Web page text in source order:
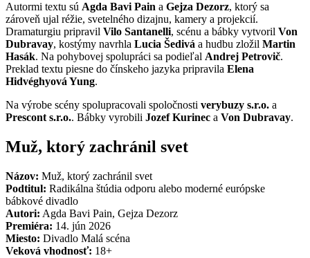
Autormi textu sú Agda Bavi Pain a Gejza Dezorz, ktorý sa
zároveň ujal réžie, svetelného dizajnu, kamery a projekcií.
Dramaturgiu pripravil Vilo Santanelli, scénu a bábky vytvoril Von
Dubravay, kostýmy navrhla Lucia Šedivá a hudbu zložil Martin
Hasák. Na pohybovej spolupráci sa podieľal Andrej Petrovič.
Preklad textu piesne do čínskeho jazyka pripravila Elena
Hidvéghyová Yung.
Na výrobe scény spolupracovali spoločnosti verybuzy s.r.o. a
Prescont s.r.o.. Bábky vyrobili Jozef Kurinec a Von Dubravay.
Muž, ktorý zachránil svet
Názov: Muž, ktorý zachránil svet
Podtitul: Radikálna štúdia odporu alebo moderné európske
bábkové divadlo
Autori: Agda Bavi Pain, Gejza Dezorz
Premiéra: 14. jún 2026
Miesto: Divadlo Malá scéna
Veková vhodnosť: 18+